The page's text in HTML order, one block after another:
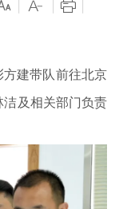
建带队前往北京
及相关部门负责